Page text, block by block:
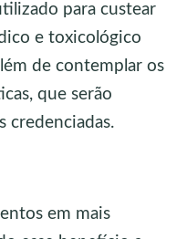
para custear
e toxicológico
de contemplar os
que serão
credenciadas.
em mais